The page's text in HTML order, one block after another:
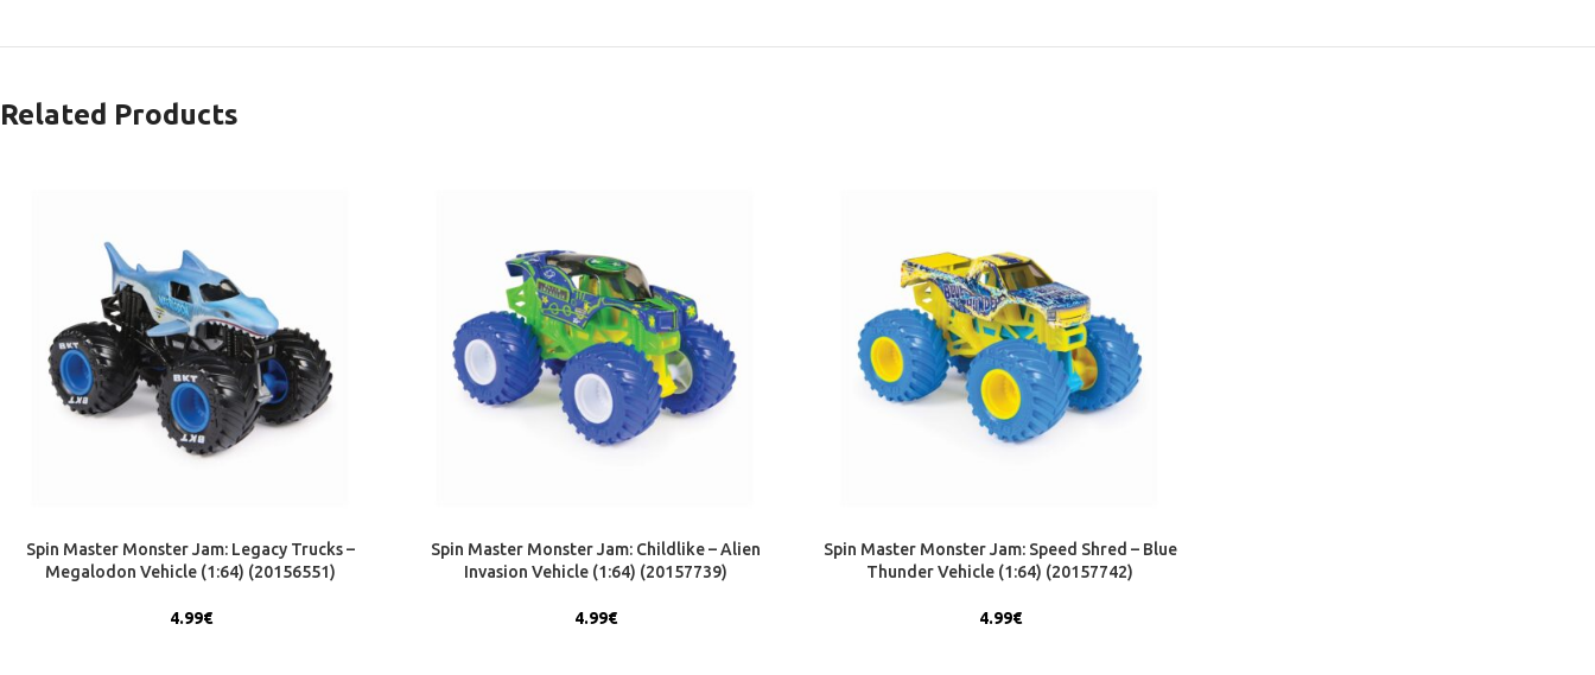
Related Products
Spin Master Monster Jam: Legacy Trucks –
Megalodon Vehicle (1:64) (20156551)
4.99€
Spin Master Monster Jam: Childlike – Alien
Invasion Vehicle (1:64) (20157739)
4.99€
Spin Master Monster Jam: Speed Shred – Blue
Thunder Vehicle (1:64) (20157742)
4.99€